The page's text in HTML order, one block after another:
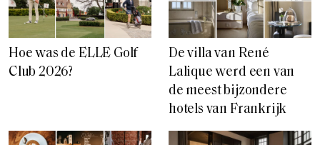
Hoe was de ELLE Golf
Club 2026?
De villa van René
Lalique werd een van
de meest bijzondere
hotels van Frankrijk